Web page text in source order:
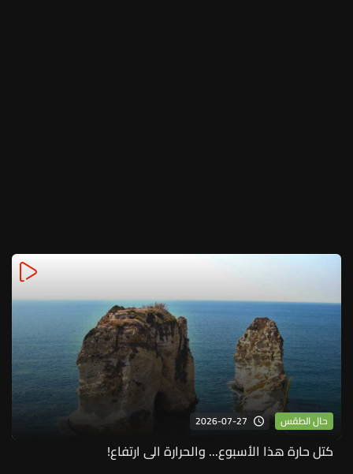
حال الطقس 2026-07-27
كتل حارة هذا الأسبوع... والحرارة الى ارتفاع!